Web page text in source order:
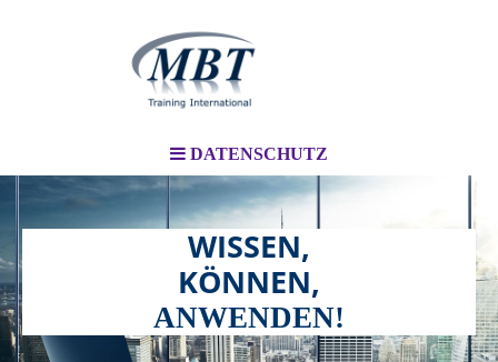
DATENSCHUTZ
WISSEN,
KÖNNEN,
ANWENDEN!